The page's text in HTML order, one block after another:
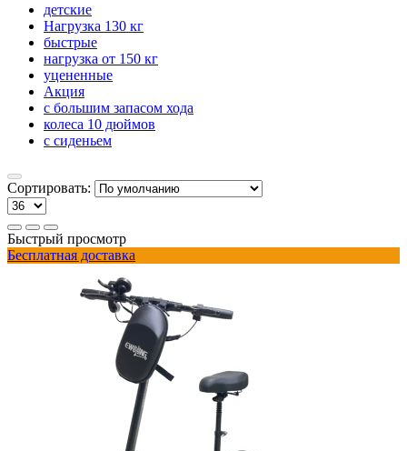
детские
Нагрузка 130 кг
быстрые
нагрузка от 150 кг
уцененные
Акция
с большим запасом хода
колеса 10 дюймов
с сиденьем
Сортировать:
Быстрый просмотр
Бесплатная доставка